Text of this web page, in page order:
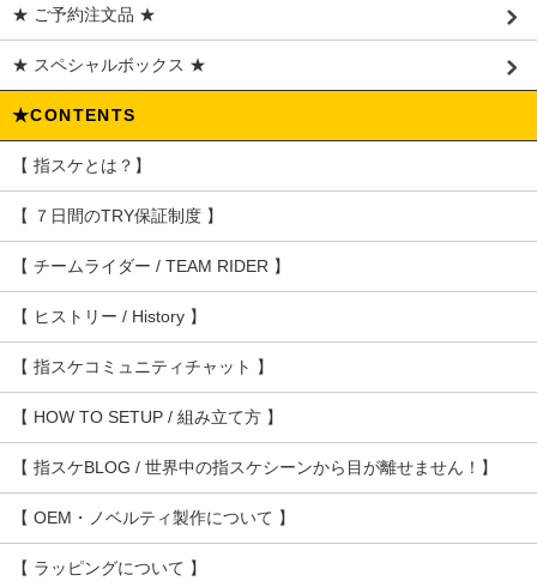
★ ご予約注文品 ★
★ スペシャルボックス ★
★CONTENTS
【 指スケとは？】
【 ７日間のTRY保証制度 】
【 チームライダー / TEAM RIDER 】
【 ヒストリー / History 】
【 指スケコミュニティチャット 】
【 HOW TO SETUP / 組み立て方 】
【 指スケBLOG / 世界中の指スケシーンから目が離せません！】
【 OEM・ノベルティ製作について 】
【 ラッピングについて 】